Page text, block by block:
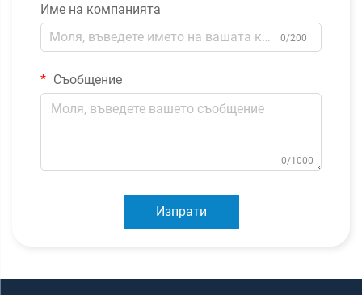
Име на компанията
0/200
Съобщение
0/1000
Изпрати